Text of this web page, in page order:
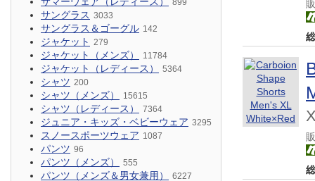
899
サングラス 3033
サングラス＆ゴーグル 142
ジャケット 279
ジャケット（メンズ） 11784
ジャケット（レディース） 5364
シャツ 200
シャツ（メンズ） 15615
シャツ（レディース） 7364
ジュニア・キッズ・ベビーウェア 3295
スノースポーツウェア 1087
パンツ 96
パンツ（メンズ） 555
パンツ（メンズ＆男女兼用） 6227